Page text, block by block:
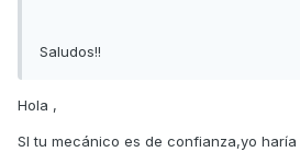
Saludos!!
Hola ,
SI tu mecánico es de confianza,yo